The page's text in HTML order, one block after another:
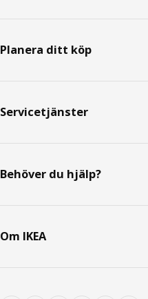
Planera ditt köp
Servicetjänster
Behöver du hjälp?
Om IKEA